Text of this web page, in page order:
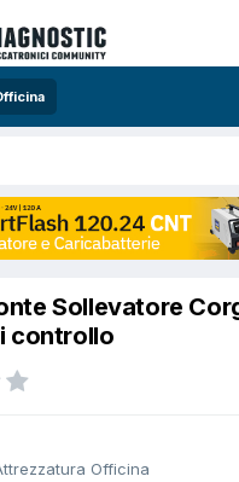
Sollevatore
controllo
Officina